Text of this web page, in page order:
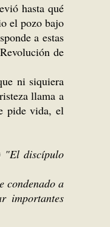
hasta qué
el pozo bajo
a estas
de
ni siquiera
llama a
pide vida, el
"El discípulo
condenado a
importantes